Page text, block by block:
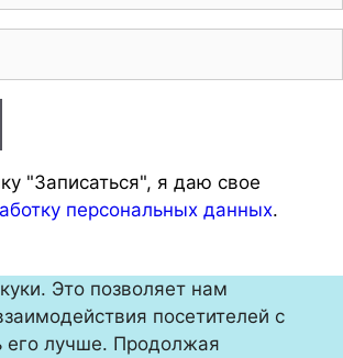
"Записаться", я даю свое
персональных данных.
Это позволяет нам
посетителей с
его лучше. Продолжая